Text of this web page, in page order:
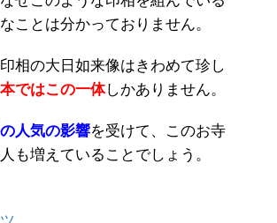
ことは分かっておりません。
相の大日如来像はきわめて珍し
ではこの一体しかありません。
人気の影響を受けて、このお寺
も増えていることでしょう。